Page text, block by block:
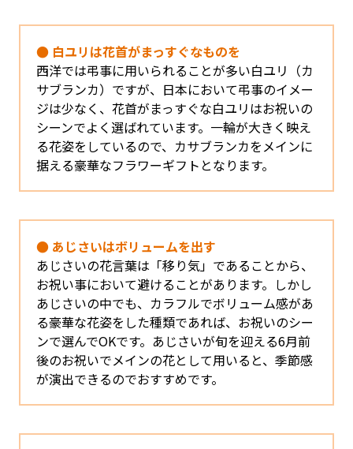
● 白ユリは花首がまっすぐなものを
西洋では弔事に用いられることが多い白ユリ（カ
サブランカ）ですが、日本において弔事のイメー
ジは少なく、花首がまっすぐな白ユリはお祝いの
シーンでよく選ばれています。一輪が大きく映え
る花姿をしているので、カサブランカをメインに
据える豪華なフラワーギフトとなります。
● あじさいはボリュームを出す
あじさいの花言葉は「移り気」であることから、
お祝い事において避けることがあります。しかし
あじさいの中でも、カラフルでボリューム感があ
る豪華な花姿をした種類であれば、お祝いのシー
ンで選んでOKです。あじさいが旬を迎える6月前
後のお祝いでメインの花として用いると、季節感
が演出できるのでおすすめです。